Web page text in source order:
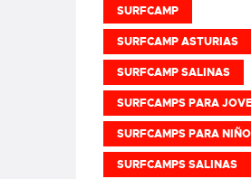
SURFCAMP
SURFCAMP ASTURIAS
SURFCAMP SALINAS
SURFCAMPS PARA
SURFCAMPS PARA
SURFCAMPS SALINAS